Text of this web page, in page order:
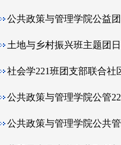
公共政策与管理学院公益
土地与乡村振兴班主题团
社会学221班团支部联合社
公共政策与管理学院公管
公共政策与管理学院公共